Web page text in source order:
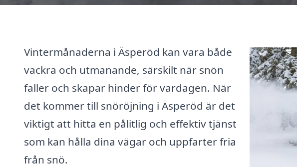
Vintermånaderna i Äsperöd kan vara både
vackra och utmanande, särskilt när snön
faller och skapar hinder för vardagen. När
det kommer till snöröjning i Äsperöd är det
viktigt att hitta en pålitlig och effektiv tjänst
som kan hålla dina vägar och uppfarter fria
från snö.